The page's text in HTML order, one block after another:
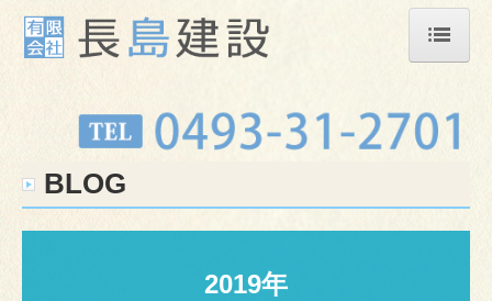
会社概要
業務案内
BLOG
2019年